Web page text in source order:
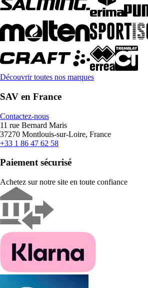
Découvrir toutes nos marques
SAV en France
Contactez-nous
11 rue Bernard Maris
37270 Montlouis-sur-Loire, France
+33 1 86 47 62 58
Paiement sécurisé
Achetez sur notre site en toute confiance